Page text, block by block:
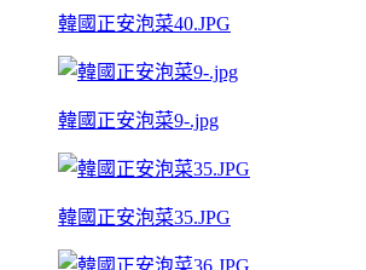
韓國正安泡菜40.JPG
韓國正安泡菜9-.jpg
韓國正安泡菜35.JPG